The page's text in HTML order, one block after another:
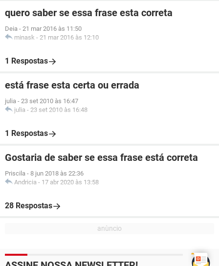
quero saber se essa frase esta correta
Deia - 21 mar 2016 às 11:50
minask - 21 mar 2016 às 12:10
1 Respostas
está frase esta certa ou errada
julia - 23 set 2010 às 16:47
julia - 23 set 2010 às 16:48
1 Respostas
Gostaria de saber se essa frase está correta
Priscila - 8 jun 2018 às 22:36
Andricia - 17 abr 2020 às 13:58
28 Respostas